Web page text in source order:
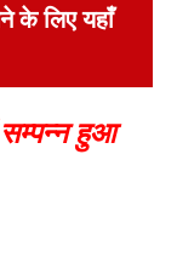
के लिए यहाँ
हुआ